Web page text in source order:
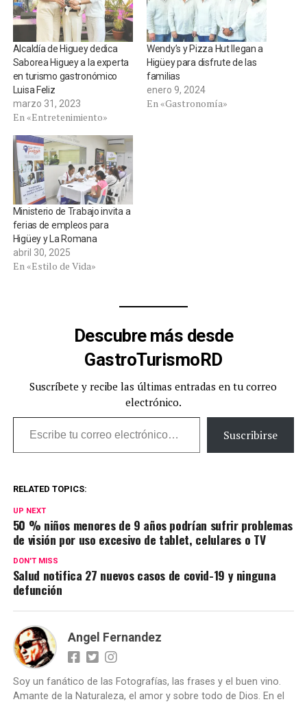
Alcaldía de Higuey dedica
Saborea Higuey a la experta
en turismo gastronómico
Luisa Feliz
marzo 31, 2023
En «Entretenimiento»
Wendy’s y Pizza Hut llegan a
Higüey para disfrute de las
familias
enero 9, 2024
En «Gastronomía»
Ministerio de Trabajo invita a
ferias de empleos para
Higüey y La Romana
abril 30, 2025
En «Estilo de Vida»
Descubre más desde
GastroTurismoRD
Suscríbete y recibe las últimas entradas en tu correo
electrónico.
Escribe tu correo electrónico…
Suscribirse
RELATED TOPICS:
UP NEXT
50 % niños menores de 9 años podrían sufrir problemas
de visión por uso excesivo de tablet, celulares o TV
DON'T MISS
Salud notifica 27 nuevos casos de covid-19 y ninguna
defunción
Angel Fernandez
Soy un fanático de las Fotografías, las frases y el buen vino.
Amante de la Naturaleza, el amor y sobre todo de Dios. En el